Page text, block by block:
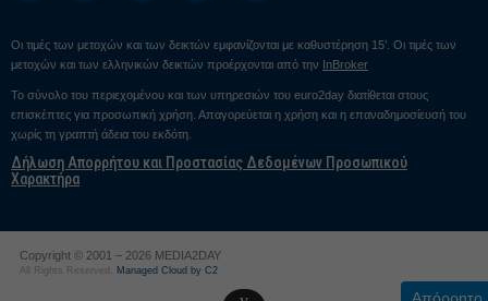
Οι τιμές των μετοχών και των δεικτών εμφανίζονται με καθυστέρηση 15’. Οι τιμές των
μετοχών και των ελληνικών δεικτών προέρχονται από την InBroker
Το σύνολο του περιεχομένου και των υπηρεσιών του euro2day διατίθεται στους
επισκέπτες για προσωπική χρήση. Απαγορεύεται η χρήση και η επαναδημοσίευσή του
χωρίς τη γραπτή άδεια του εκδότη.
Δήλωση Απορρήτου και Προστασίας Δεδομένων Προσωπικού
Χαρακτήρα
Copyright © 2001 – 2026 MEDIA2DAY
All Rights Reserved. Managed Cloud by C2